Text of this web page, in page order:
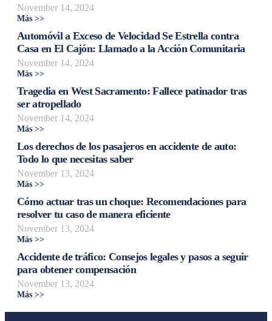
November 14, 2024
Más >>
Automóvil a Exceso de Velocidad Se Estrella contra
Casa en El Cajón: Llamado a la Acción Comunitaria
November 14, 2024
Más >>
Tragedia en West Sacramento: Fallece patinador tras
ser atropellado
November 14, 2024
Más >>
Los derechos de los pasajeros en accidente de auto:
Todo lo que necesitas saber
November 13, 2024
Más >>
Cómo actuar tras un choque: Recomendaciones para
resolver tu caso de manera eficiente
November 13, 2024
Más >>
Accidente de tráfico: Consejos legales y pasos a seguir
para obtener compensación
November 13, 2024
Más >>